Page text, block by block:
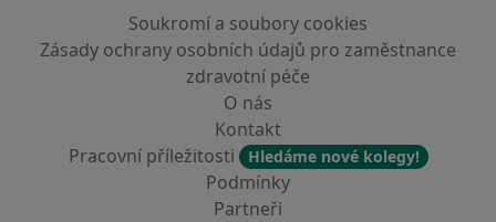
Soukromí a soubory cookies
Zásady ochrany osobních údajů pro zaměstnance
zdravotní péče
O nás
Kontakt
Pracovní příležitosti
Hledáme nové kolegy!
Podmínky
Partneři